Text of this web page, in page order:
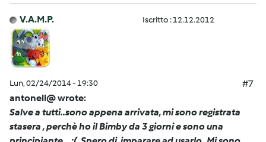
V.A.M.P. Iscritto : 12.12.2012
Lun, 02/24/2014 - 19:30
#7
antonell@ wrote:
Salve a tutti..sono appena arrivata, mi sono registrata
stasera , perchè ho il Bimby da 3 giorni e sono una